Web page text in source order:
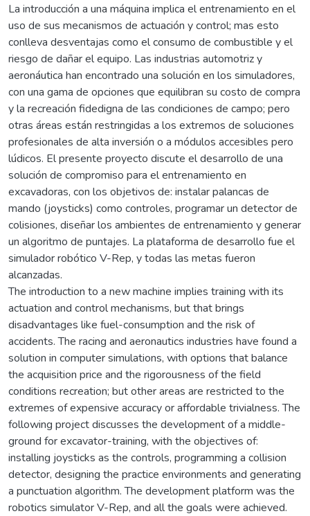
La introducción a una máquina implica el entrenamiento en el
uso de sus mecanismos de actuación y control; mas esto
conlleva desventajas como el consumo de combustible y el
riesgo de dañar el equipo. Las industrias automotriz y
aeronáutica han encontrado una solución en los simuladores,
con una gama de opciones que equilibran su costo de compra
y la recreación fidedigna de las condiciones de campo; pero
otras áreas están restringidas a los extremos de soluciones
profesionales de alta inversión o a módulos accesibles pero
lúdicos. El presente proyecto discute el desarrollo de una
solución de compromiso para el entrenamiento en
excavadoras, con los objetivos de: instalar palancas de
mando (joysticks) como controles, programar un detector de
colisiones, diseñar los ambientes de entrenamiento y generar
un algoritmo de puntajes. La plataforma de desarrollo fue el
simulador robótico V-Rep, y todas las metas fueron
alcanzadas.
The introduction to a new machine implies training with its
actuation and control mechanisms, but that brings
disadvantages like fuel-consumption and the risk of
accidents. The racing and aeronautics industries have found a
solution in computer simulations, with options that balance
the acquisition price and the rigorousness of the field
conditions recreation; but other areas are restricted to the
extremes of expensive accuracy or affordable trivialness. The
following project discusses the development of a middle-
ground for excavator-training, with the objectives of:
installing joysticks as the controls, programming a collision
detector, designing the practice environments and generating
a punctuation algorithm. The development platform was the
robotics simulator V-Rep, and all the goals were achieved.